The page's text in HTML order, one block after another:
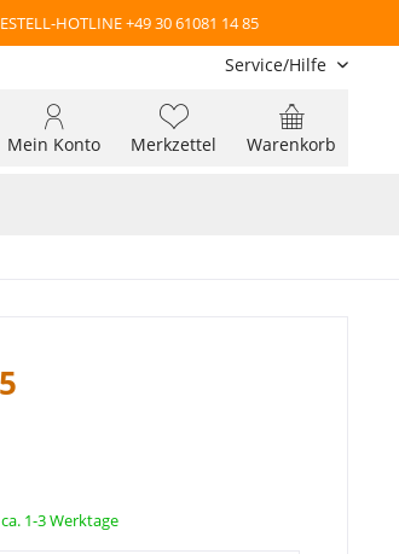
HOTLINE +49 30 61081 14 85
Service/Hilfe
Warenkorb
Merkzettel
Mein Konto
1-3 Werktage